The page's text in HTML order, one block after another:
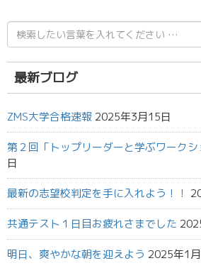
検
索
結
果:
最新ブログ
ZMS大学合格速報 2025年3月15日
第２回「トップリーダーと学ぶワークシ
日
最新の志望校判定を手に入れよう！！
共通テスト１日目お疲れさまでした
明日、爽やかな朝を迎えよう 2025年1